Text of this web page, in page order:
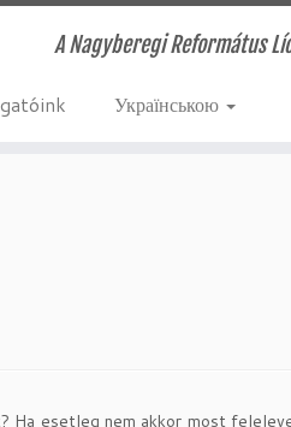
A Nagyberegi Református
Українською
Ha esetleg nem akkor most